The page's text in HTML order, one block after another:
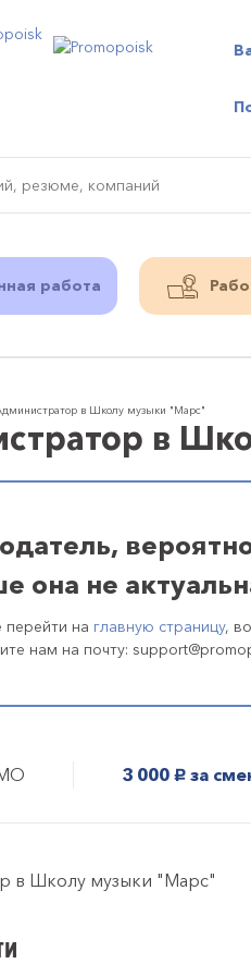
работа
в Школу музыки "Марс"
в
она не
на главную страницу,
нам на почту:
3 000 руб. за
в Школу музыки "Марс"